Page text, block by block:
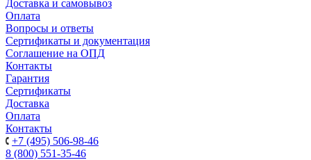
Доставка и самовывоз
Оплата
Вопросы и ответы
Сертификаты и документация
Соглашение на ОПД
Контакты
Гарантия
Сертификаты
Доставка
Оплата
Контакты
+7 (495) 506-98-46
8 (800) 551-35-46